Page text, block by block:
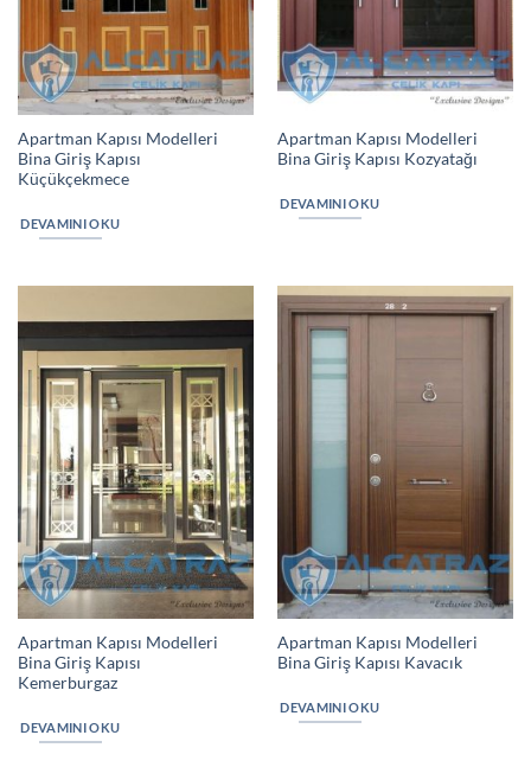
Apartman Kapısı Modelleri
Bina Giriş Kapısı
Küçükçekmece
DEVAMINI OKU
Apartman Kapısı Modelleri
Bina Giriş Kapısı Kozyatağı
DEVAMINI OKU
Apartman Kapısı Modelleri
Bina Giriş Kapısı
Kemerburgaz
DEVAMINI OKU
Apartman Kapısı Modelleri
Bina Giriş Kapısı Kavacık
DEVAMINI OKU